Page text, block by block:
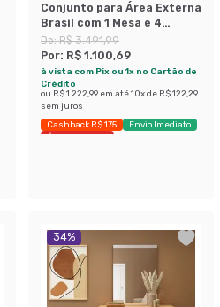
Conjunto para Área Externa
Brasil com 1 Mesa e 4
Cadeiras
De:R$ 3.491,99
Por: R$ 1.100,69
à vista com Pix ou 1x no Cartão de
Crédito
ou R$ 1.222,99 em até10x de R$ 122,29
sem juros
Cashback R$ 175
Envio Imediato
Últimas peças
34%